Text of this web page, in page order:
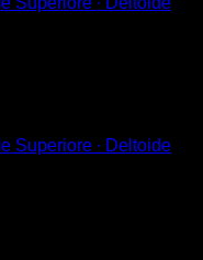
Superiore ∙ Deltoide